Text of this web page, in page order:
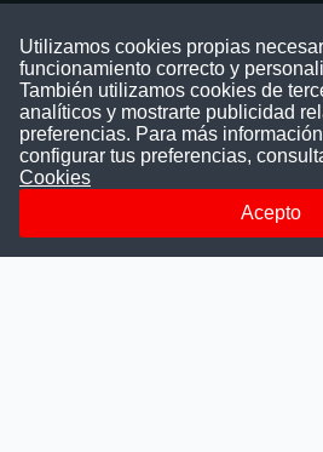
Puede comunicarse con nosotros a
nuestras redes sociales o del correo:
Siguenos en:
Utilizamos cookies propias
funcionamiento correcto y
También utilizamos cookies de
analíticos y mostrarte publicidad
preferencias. Para más
configurar tus preferencias,
Cookies
Acepto